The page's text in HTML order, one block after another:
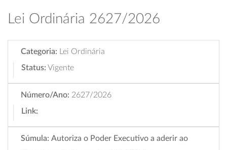
Lei Ordinária 2627/2026
Categoria:
Lei Ordinária
Status: Vigente
Número/Ano: 2627/2026
Link:
Súmula: Autoriza o Poder Executivo a aderir ao